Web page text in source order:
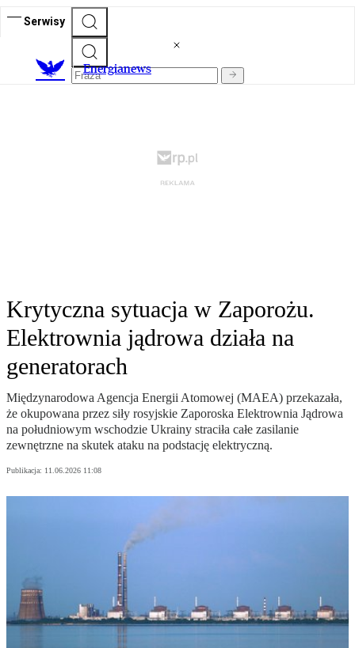
Serwisy
Energianews
Krytyczna sytuacja w Zaporożu.
Elektrownia jądrowa działa na
generatorach
Międzynarodowa Agencja Energii Atomowej (MAEA) przekazała,
że okupowana przez siły rosyjskie Zaporoska Elektrownia Jądrowa
na południowym wschodzie Ukrainy straciła całe zasilanie
zewnętrzne na skutek ataku na podstację elektryczną.
Publikacja: 11.06.2026 11:08